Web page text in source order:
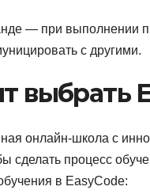
— при выполнении
с другими.
выбрать
онлайн-школа с
сделать процесс
в EasyCode: